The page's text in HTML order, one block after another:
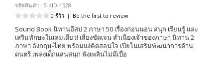
รหัสสินค้า : S-KID-1528
0 รีวิว | Be the first to review
Sound Book นิทานอีสป 2 ภาษา 50 เรื่องก่อนนอน สนุก เรียนรู้ และ
เสริมทักษะในเล่มเดียว! เสียงชัดเจน สำเนียงเจ้าของภาษา นิทาน 2
ภาษา อังกฤษ-ไทย พร้อมแง่คิดสอนใจ เปียโนเสริมพัฒนาการด้าน
ดนตรี เพลงเด็กแสนสนุก ฟังเพลินไม่มีเบื่อ